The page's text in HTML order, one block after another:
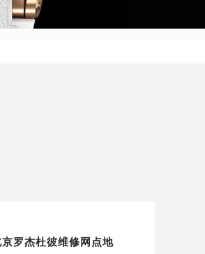
罗杰杜彼维修网点地